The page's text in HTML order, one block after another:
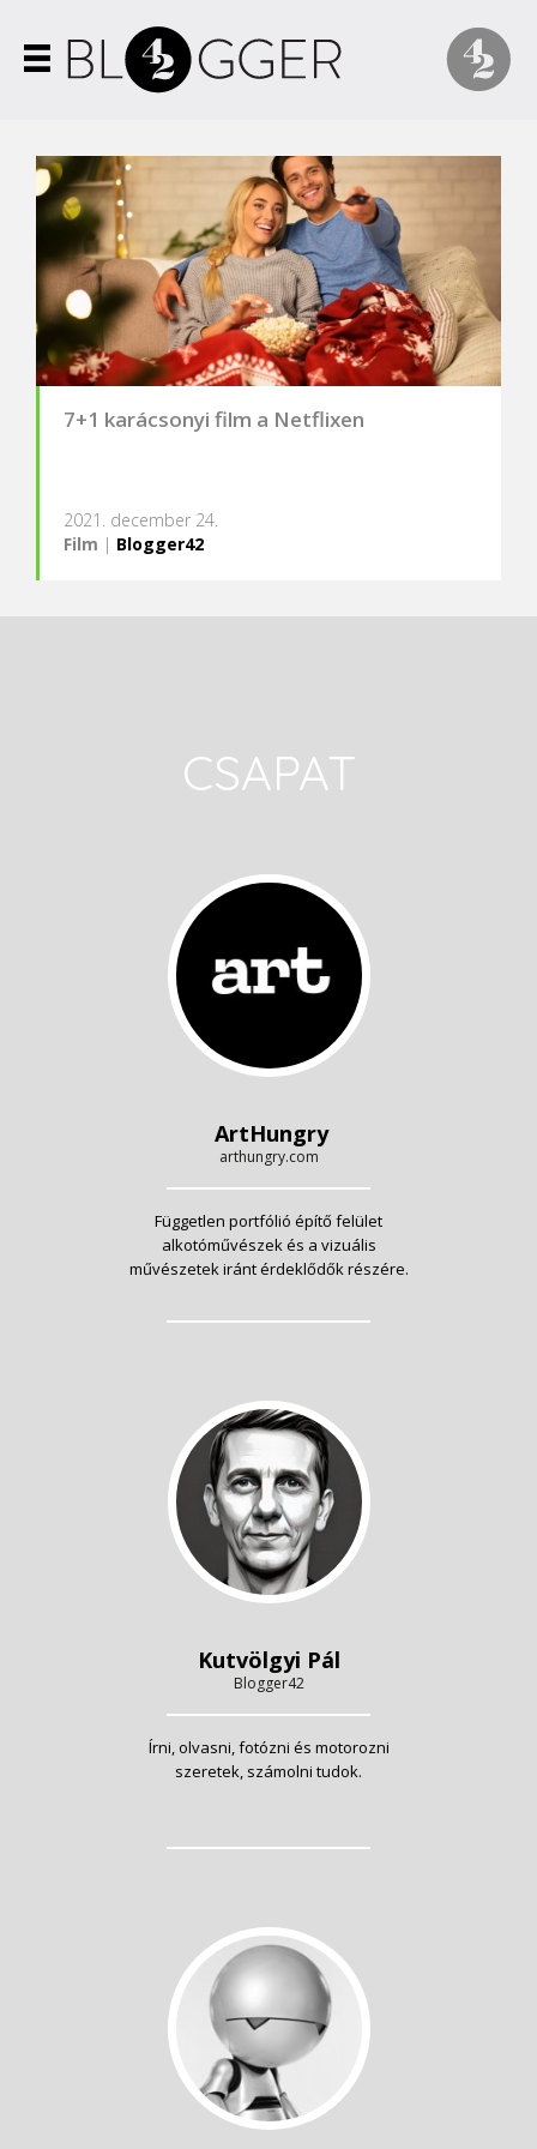
7+1 karácsonyi film a Netflixen
2021. december 24.
Film | Blogger42
CSAPAT
ArtHungry
arthungry.com
Független portfólió építő felület
alkotóművészek és a vizuális
művészetek iránt érdeklődők részére.
Kutvölgyi Pál
Blogger42
Írni, olvasni, fotózni és motorozni
szeretek, számolni tudok.